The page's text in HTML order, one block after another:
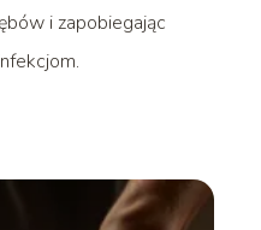
i zapobiegając